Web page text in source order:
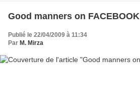
Good manners on FACEBOOK
Publié le 22/04/2009 à 11:34
Par M. Mirza